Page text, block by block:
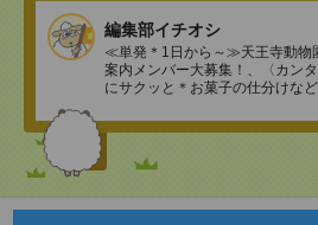
編集部イチオシ
≪単発＊1日から～≫天王寺動物
案内メンバー大募集！、〈カン
にサクッと＊お菓子の仕分けなど